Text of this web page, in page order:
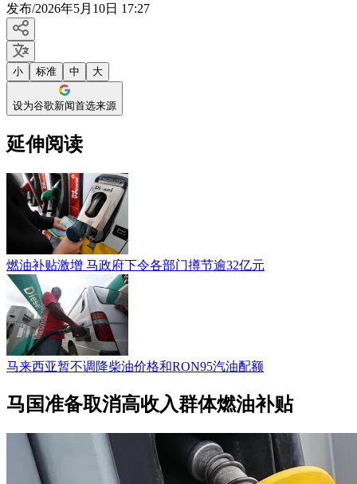
发布/2026年5月10日 17:27
小 标准 中 大
设为谷歌新闻首选来源
延伸阅读
燃油补贴激增 马政府下令各部门撙节逾32亿元
马来西亚暂不调降柴油价格和RON95汽油配额
马国准备取消高收入群体燃油补贴